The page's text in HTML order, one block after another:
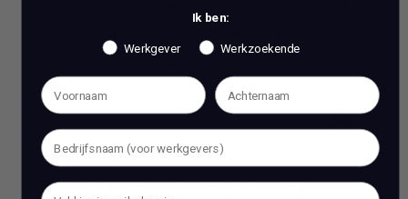
Work Talks
Wil je een stap vooruit zetten in je carrière?
Ik ben:
Werkgever Werkzoekende